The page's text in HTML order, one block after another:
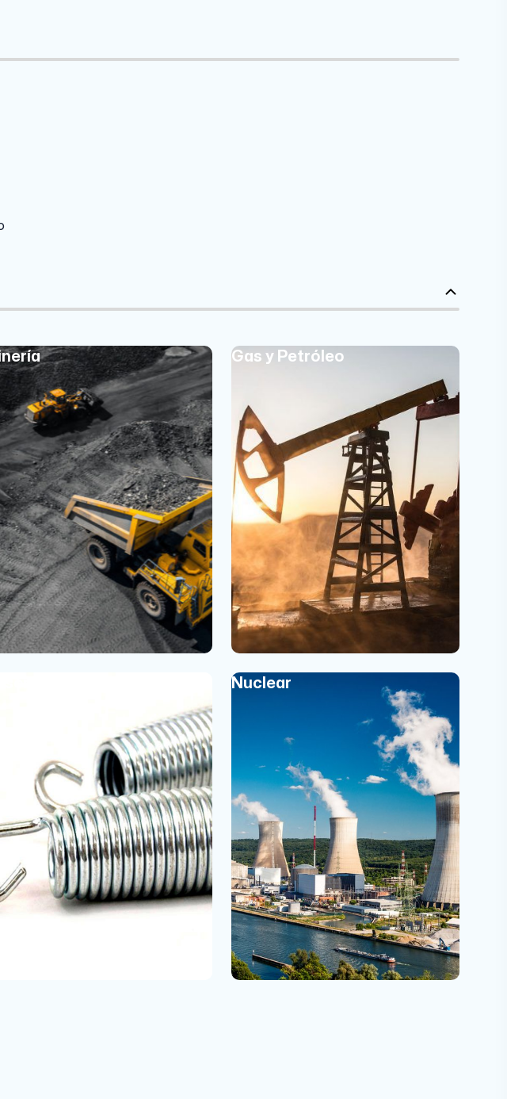
Gas y Petróleo
Nuclear